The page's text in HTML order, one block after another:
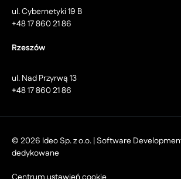
ul. Cybernetyki 19 B
+48 17 860 21 86
Rzeszów
ul. Nad Przyrwą 13
+48 17 860 21 86
© 2026 Ideo Sp. z o.o. | Software
dedykowane